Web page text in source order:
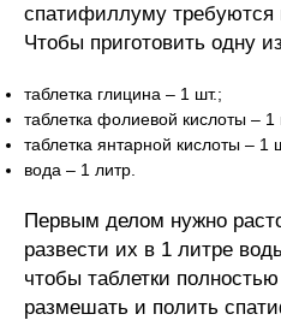
спатифиллуму требуются
Чтобы приготовить одну
таблетка глицина – 1 шт.;
таблетка фолиевой кислоты – 1
таблетка янтарной кислоты – 1
вода – 1 литр.
Первым делом нужно
развести их в 1 литре
чтобы таблетки
размешать и полить